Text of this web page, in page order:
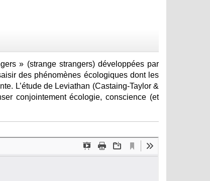
» (strange strangers) développées par
des phénomènes écologiques dont les
L’étude de Leviathan (Castaing-Taylor &
conjointement écologie, conscience (et